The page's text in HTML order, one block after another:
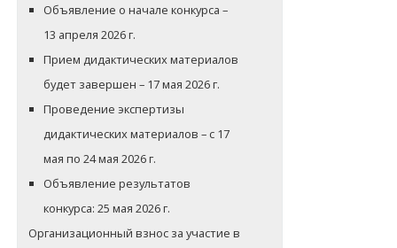
Объявление о начале конкурса –
13 апреля 2026 г.
Прием дидактических материалов
будет завершен – 17 мая 2026 г.
Проведение экспертизы
дидактических материалов – с 17
мая по 24 мая 2026 г.
Объявление результатов
конкурса: 25 мая 2026 г.
Организационный взнос за участие в